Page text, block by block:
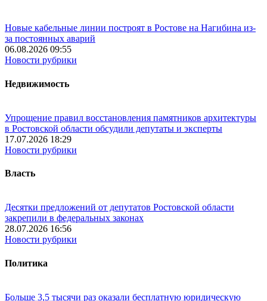
Новые кабельные линии построят в Ростове на Нагибина из-
за постоянных аварий
06.08.2026 09:55
Новости рубрики
Недвижимость
Упрощение правил восстановления памятников архитектуры
в Ростовской области обсудили депутаты и эксперты
17.07.2026 18:29
Новости рубрики
Власть
Десятки предложений от депутатов Ростовской области
закрепили в федеральных законах
28.07.2026 16:56
Новости рубрики
Политика
Больше 3,5 тысячи раз оказали бесплатную юридическую